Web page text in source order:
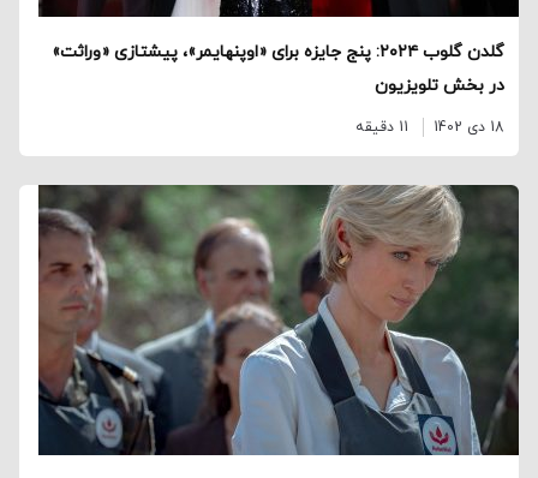
گلدن گلوب ۲۰۲۴: پنج جایزه برای «اوپنهایمر»، پیشتازی «وراثت»
در بخش تلویزیون
18 دی 1402 11 دقیقه